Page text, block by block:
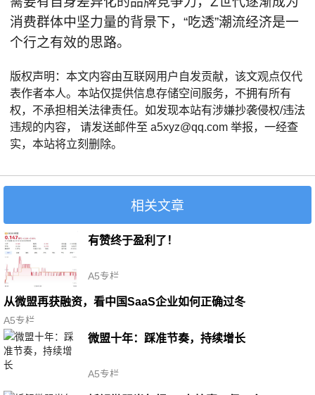
消费群体中坚力量的背景下，“吃透”潮流经济是一
个行之有效的思路。
版权声明：本文内容由互联网用户自发贡献，该文观点仅代
表作者本人。本站仅提供信息存储空间服务，不拥有所有
权，不承担相关法律责任。如发现本站有涉嫌抄袭侵权/违法
违规的内容， 请发送邮件至 a5xyz@qq.com 举报，一经查
实，本站将立刻删除。
相关文章
有赞终于盈利了！
A5专栏
从微盟再获融资，看中国SaaS企业如何正确过冬
A5专栏
微盟十年：踩准节奏，持续增长
A5专栏